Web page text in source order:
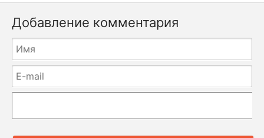
Добавление комментария